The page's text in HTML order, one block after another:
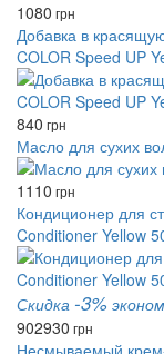
1080 грн
Добавка в
COLOR Speed UP
840 грн
Масло для сухих
1110 грн
Кондиционер для
Conditioner Yellow
Скидка -3%
902930 грн
Несмываемый